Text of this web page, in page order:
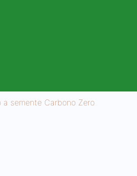
a semente Carbono Zero